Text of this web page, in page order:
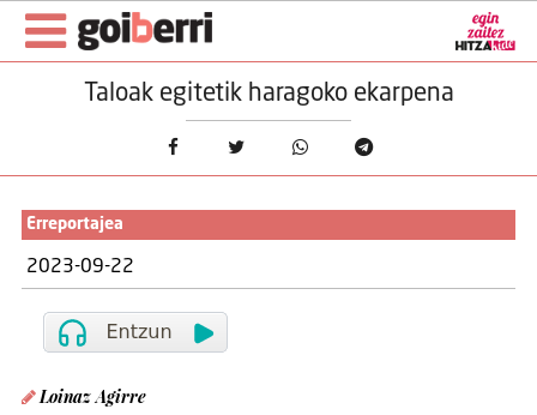
Taloak egitetik haragoko ekarpena
Erreportajea
2023-09-22
Loinaz Agirre